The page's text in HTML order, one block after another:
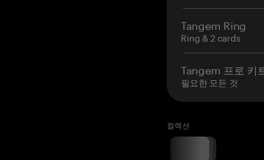
Tangem Ring
Ring & 2 cards
Tangem 프로 키
필요한 모든 것
컬렉션